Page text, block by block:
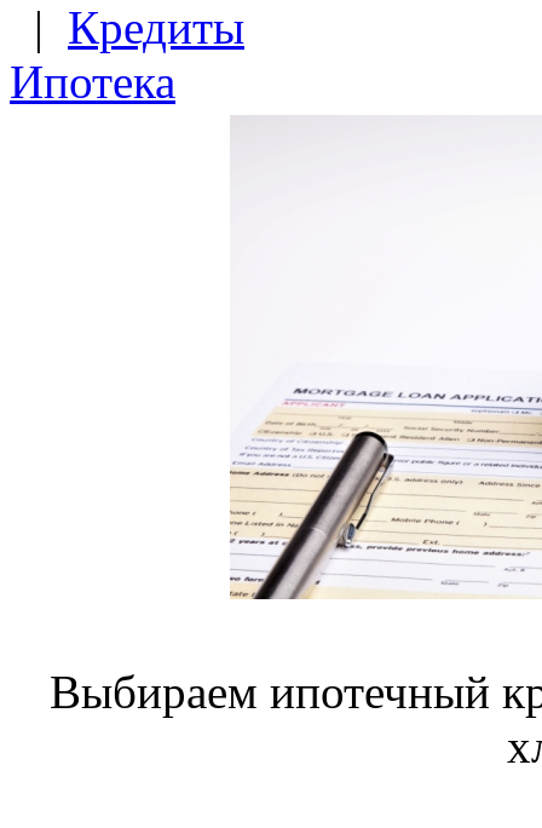
| Кредиты
Ипотека
Выбираем ипотечный